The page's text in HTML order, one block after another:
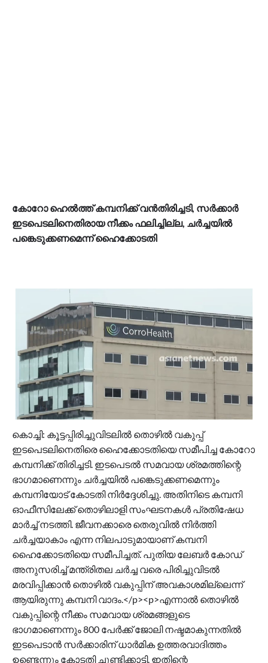
കോറോ ഹെൽത്ത് കമ്പനിക്ക് വൻതിരിച്ചടി, സർക്കാർ
ഇടപെടലിനെതിരായ നീക്കം ഫലിച്ചില്ല, ചർച്ചയിൽ
പങ്കെടുക്കണമെന്ന് ഹൈക്കോടതി
കൊച്ചി: കൂട്ടപ്പിരിച്ചുവിടലിൽ തൊഴിൽ വകുപ്പ്
ഇടപെടലിനെതിരെ ഹൈക്കോടതിയെ സമീപിച്ച കോറോ
കമ്പനിക്ക് തിരിച്ചടി. ഇടപെടൽ സമവായ ശ്രമത്തിന്റെ
ഭാഗമാണെന്നും ചർച്ചയിൽ പങ്കെടുക്കണമെന്നും
കമ്പനിയോട് കോടതി നിർദ്ദേശിച്ചു. അതിനിടെ കമ്പനി
ഓഫീസിലേക്ക് തൊഴിലാളി സംഘടനകള്‍ പ്രതിഷേധ
മാർച്ച് നടത്തി. ജീവനക്കാരെ തെരുവിൽ നിർത്തി
ചർച്ചയാകാം എന്ന നിലപാടുമായാണ് കമ്പനി
ഹൈക്കോടതിയെ സമീപിച്ചത്. പുതിയ ലേബർ കോഡ്
അനുസരിച്ച് മന്ത്രിതല ചർച്ച വരെ പിരിച്ചുവിടൽ
മരവിപ്പിക്കാൻ തൊഴിൽ വകുപ്പിന് അവകാശമില്ലെന്ന്
ആയിരുന്നു കമ്പനി വാദം.</p><p>എന്നാൽ തൊഴിൽ
വകുപ്പിന്റെ നീക്കം സമവായ ശ്രമങ്ങളുടെ
ഭാഗമാണെന്നും 800 പേർക്ക് ജോലി നഷ്ടമാകുന്നതിൽ
ഇടപെടാൻ സർക്കാരിന് ധാർമിക ഉത്തരവാദിത്തം
ഉണ്ടെന്നും കോടതി ചൂണ്ടിക്കാട്ടി. ഇതിന്റെ